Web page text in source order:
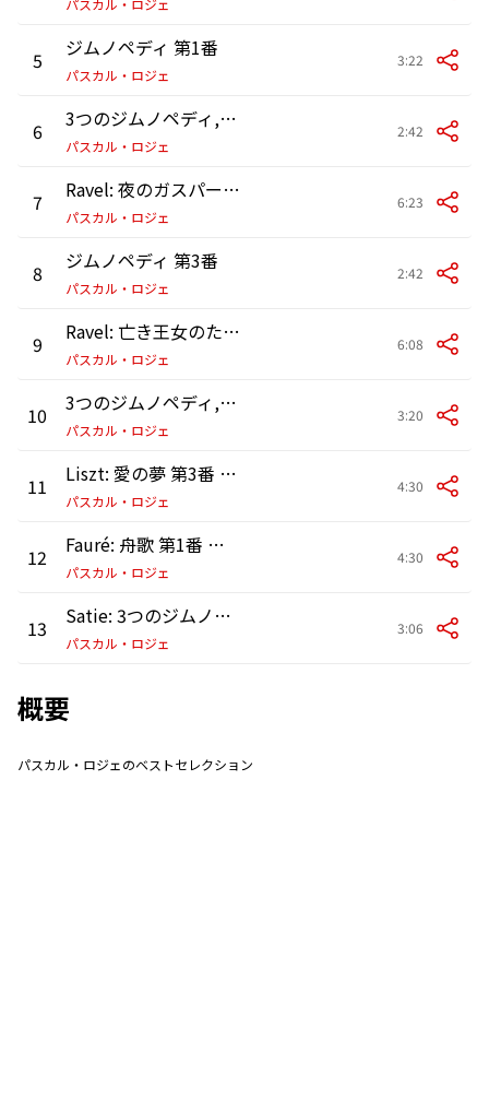
5 ジムノペディ 第1番
パスカル・ロジェ
3:22
6 3つのジムノペディ, 第 3番
パスカル・ロジェ
2:42
7 Ravel: 夜のガスパール: 1.水の精(オンディーヌ)
パスカル・ロジェ
6:23
8 ジムノペディ 第3番
パスカル・ロジェ
2:42
9 Ravel: 亡き王女のためのパヴァーヌ
パスカル・ロジェ
6:08
10 3つのジムノペディ, 第 1番
パスカル・ロジェ
3:20
11 Liszt: 愛の夢 第3番 変イ長調
パスカル・ロジェ
4:30
12 Fauré: 舟歌 第1番 イ短調 作品26
パスカル・ロジェ
4:30
13 Satie: 3つのジムノペディ: 第1番
パスカル・ロジェ
3:06
概要
パスカル・ロジェのベストセレクション